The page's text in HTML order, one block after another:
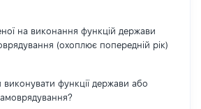
на виконання функцій держави
(охоплює попередній рік)
функції держави або